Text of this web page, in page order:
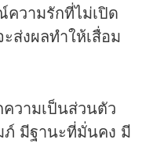
วามรักที่ไม่เปิด
ส่งผลทำให้เสื่อม
วามเป็นส่วนตัว
มีฐานะที่มั่นคง มี